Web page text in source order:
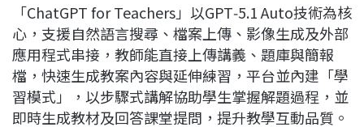
「ChatGPT for Teachers」以GPT‑5.1 Auto技術為核
心，支援自然語言搜尋、檔案上傳、影像生成及外部
應用程式串接，教師能直接上傳講義、題庫與簡報
檔，快速生成教案內容與延伸練習，平台並內建「學
習模式」，以步驟式講解協助學生掌握解題過程，並
即時生成教材及回答課堂提問，提升教學互動品質。